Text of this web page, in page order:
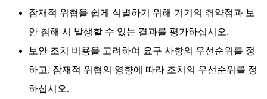
잠재적 위협을 쉽게 식별하기 위해 기기의 취약점과 보
안 침해 시 발생할 수 있는 결과를 평가하십시오.
보안 조치 비용을 고려하여 요구 사항의 우선순위를 정
하고, 잠재적 위협의 영향에 따라 조치의 우선순위를 정
하십시오.